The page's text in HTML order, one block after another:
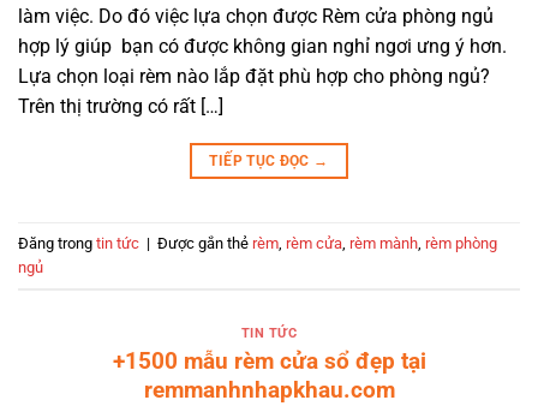
làm việc. Do đó việc lựa chọn được Rèm cửa phòng ngủ
hợp lý giúp bạn có được không gian nghỉ ngơi ưng ý hơn.
Lựa chọn loại rèm nào lắp đặt phù hợp cho phòng ngủ?
Trên thị trường có rất […]
TIẾP TỤC ĐỌC →
Đăng trong tin tức | Được gắn thẻ rèm rèm cửa rèm mành rèm phòng
ngủ
TIN TỨC
+1500 mẫu rèm cửa sổ đẹp tại
remmanhnhapkhau.com